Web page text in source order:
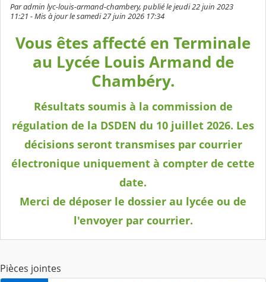
Par admin lyc-louis-armand-chambery, publié le jeudi 22 juin 2023
11:21 - Mis à jour le samedi 27 juin 2026 17:34
Vous êtes affecté en Terminale
au Lycée Louis Armand de
Chambéry.
Résultats soumis à la commission de
régulation de la DSDEN du 10 juillet 2026. Les
décisions seront transmises par courrier
électronique uniquement à compter de cette
date.
Merci de déposer le dossier au lycée ou de
l'envoyer par courrier.
Pièces jointes